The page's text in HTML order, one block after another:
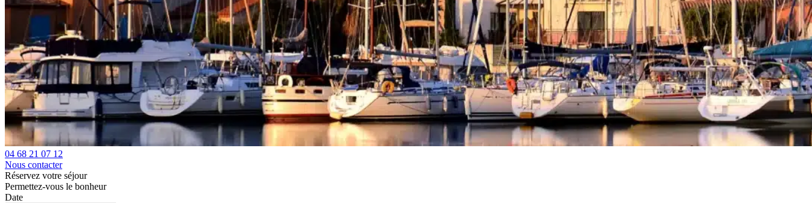
04 68 21 07 12
Nous contacter
Réservez votre séjour
Permettez-vous le bonheur
Date